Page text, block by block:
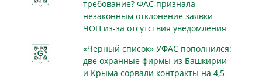
требование? ФАС признала
незаконным отклонение заявки
ЧОП из-за отсутствия уведомления
«Чёрный список» УФАС пополнился:
две охранные фирмы из Башкирии
и Крыма сорвали контракты на 4,5